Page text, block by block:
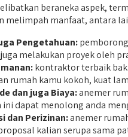
beraneka aspek,
melimpah manfaat, antara
Pengetahuan:
melakukan proyek oleh
kontraktor terbaik
rumah kamu kokoh, kuat
dan juga Biaya:anemer
ini dapat menolong anda
dan Perizinan:anemer
kalian serupa sama